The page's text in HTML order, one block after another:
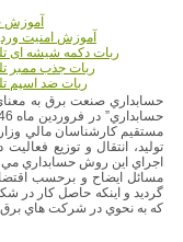
آموزش
آموزش امنیت
ربات دکمه شیشه ای
ربات جذب ممبر
ربات ضد اسپم
حسابداري صنعت برق به
مستقيم کارشناسان مالي
توليد، انتقال و توزيع
اجراي اين روش حسابداري مي
مسائل ايضاح و برحسب
گرديد و اينکه حاصل کار در
که به نحوي در شرکت هاي برق